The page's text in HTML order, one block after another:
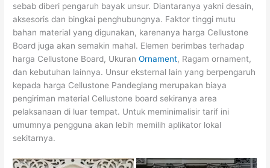
sebab diberi pengaruh bayak unsur. Diantaranya yakni desain,
aksesoris dan bingkai penghubungnya. Faktor tinggi mutu
bahan material yang digunakan, karenanya harga Cellustone
Board juga akan semakin mahal. Elemen berimbas terhadap
harga Cellustone Board, UkuranOrnament, Ragam ornament,
dan kebutuhan lainnya. Unsur eksternal lain yang berpengaruh
kepada harga Cellustone Pandeglang merupakan biaya
pengiriman material Cellustone board sekiranya area
pelaksanaan di luar tempat. Untuk meminimalisir tarif ini
umumnya pengguna akan lebih memilih aplikator lokal
sekitarnya.